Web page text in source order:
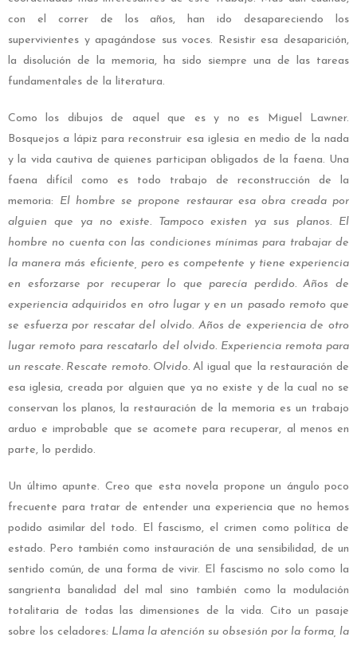
con el correr de los años, han ido desapareciendo los
supervivientes y apagándose sus voces. Resistir esa desaparición,
la disolución de la memoria, ha sido siempre una de las tareas
fundamentales de la literatura.
Como los dibujos de aquel que es y no es Miguel Lawner.
Bosquejos a lápiz para reconstruir esa iglesia en medio de la nada
y la vida cautiva de quienes participan obligados de la faena. Una
faena difícil como es todo trabajo de reconstrucción de la
memoria: El hombre se propone restaurar esa obra creada por
alguien que ya no existe. Tampoco existen ya sus planos. El
hombre no cuenta con las condiciones mínimas para trabajar de
la manera más eficiente, pero es competente y tiene experiencia
en esforzarse por recuperar lo que parecía perdido. Años de
experiencia adquiridos en otro lugar y en un pasado remoto que
se esfuerza por rescatar del olvido. Años de experiencia de otro
lugar remoto para rescatarlo del olvido. Experiencia remota para
un rescate. Rescate remoto. Olvido. Al igual que la restauración de
esa iglesia, creada por alguien que ya no existe y de la cual no se
conservan los planos, la restauración de la memoria es un trabajo
arduo e improbable que se acomete para recuperar, al menos en
parte, lo perdido.
Un último apunte. Creo que esta novela propone un ángulo poco
frecuente para tratar de entender una experiencia que no hemos
podido asimilar del todo. El fascismo, el crimen como política de
estado. Pero también como instauración de una sensibilidad, de un
sentido común, de una forma de vivir. El fascismo no solo como la
sangrienta banalidad del mal sino también como la modulación
totalitaria de todas las dimensiones de la vida. Cito un pasaje
sobre los celadores: Llama la atención su obsesión por la forma, la